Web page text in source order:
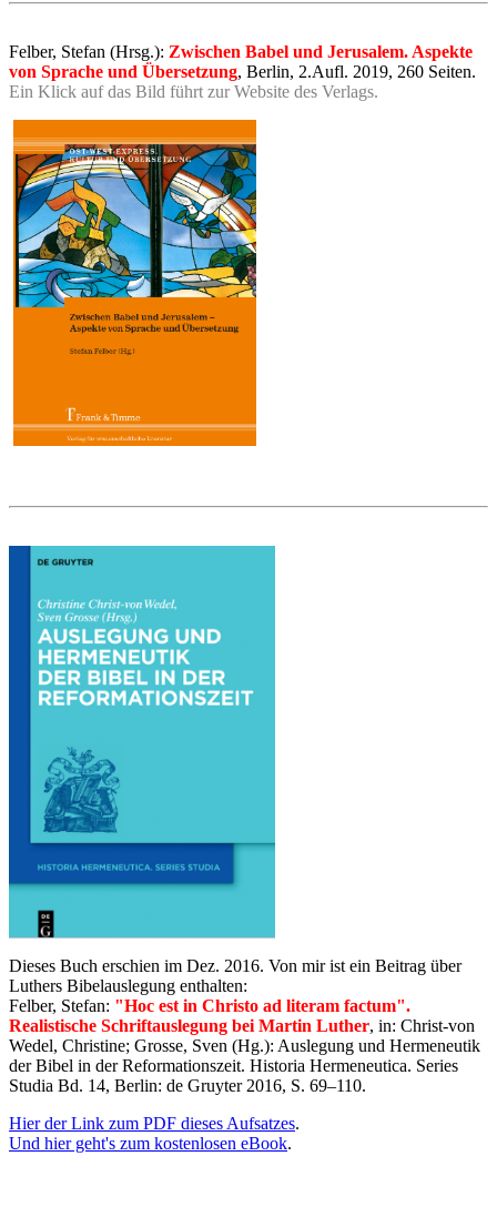
Felber, Stefan (Hrsg.): Zwischen Babel und Jerusalem. Aspekte
von Sprache und Übersetzung, Berlin, 2.Aufl. 2019, 260 Seiten.
Ein Klick auf das Bild führt zur Website des Verlags.
Dieses Buch erschien im Dez. 2016. Von mir ist ein Beitrag über
Luthers Bibelauslegung enthalten:
Felber, Stefan: "Hoc est in Christo ad literam factum".
Realistische Schriftauslegung bei Martin Luther, in: Christ-von
Wedel, Christine; Grosse, Sven (Hg.): Auslegung und Hermeneutik
der Bibel in der Reformationszeit. Historia Hermeneutica. Series
Studia Bd. 14, Berlin: de Gruyter 2016, S. 69–110.
Hier der Link zum PDF dieses Aufsatzes.
Und hier geht's zum kostenlosen eBook.